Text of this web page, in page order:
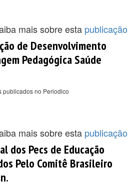
mais sobre esta publicação
de Desenvolvimento
Pedagógica Saúde
publicados no Periodico
mais sobre esta publicação
dos Pecs de Educação
Pelo Comitê Brasileiro